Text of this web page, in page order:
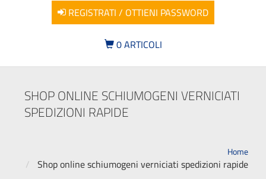
REGISTRATI / OTTIENI PASSWORD
0ARTICOLI
SHOP ONLINE SCHIUMOGENI VERNICIATI
SPEDIZIONI RAPIDE
Home
Shop online schiumogeni verniciati spedizioni rapide